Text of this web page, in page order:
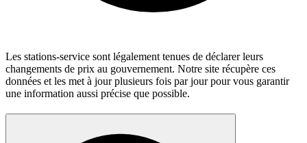
Les stations-service sont légalement tenues de déclarer leurs
changements de prix au gouvernement. Notre site récupère ces
données et les met à jour plusieurs fois par jour pour vous garantir
une information aussi précise que possible.